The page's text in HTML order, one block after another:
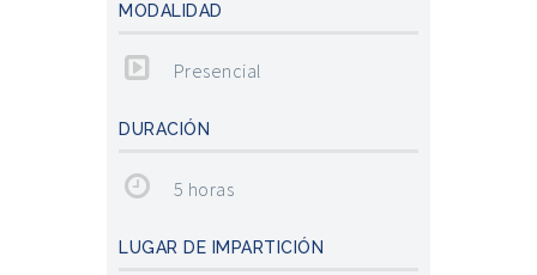
MODALIDAD
Presencial
DURACIÓN
5 horas
LUGAR DE IMPARTICIÓN